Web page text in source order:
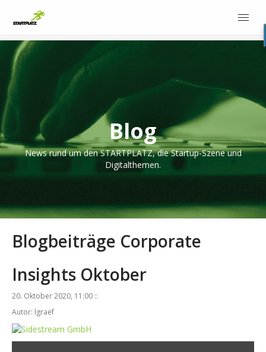
Blog
News rund um den STARTPLATZ, die Startup-Szene und
Digitalthemen.
Blogbeiträge Corporate
Insights Oktober
20. Oktober 2020, 11:00 ::
Autor: lgraef